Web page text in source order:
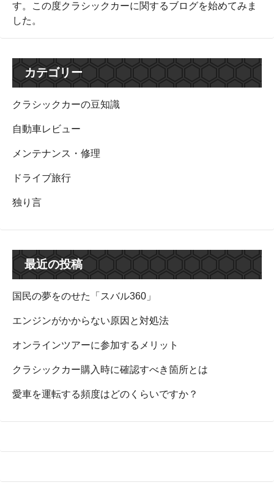
す。この度クラシックカーに関するブログを始めてみま
した。
カテゴリー
クラシックカーの豆知識
自動車レビュー
メンテナンス・修理
ドライブ旅行
独り言
最近の投稿
国民の夢をのせた「スバル360」
エンジンがかからない原因と対処法
オンラインツアーに参加するメリット
クラシックカー購入時に確認すべき箇所とは
愛車を運転する頻度はどのくらいですか？